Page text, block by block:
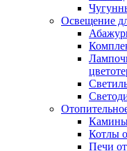
Освещение
Котлы
Печи